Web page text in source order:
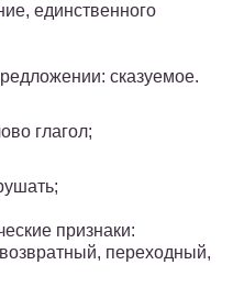
единственного
сказуемое.
глагол;
признаки:
переходный,